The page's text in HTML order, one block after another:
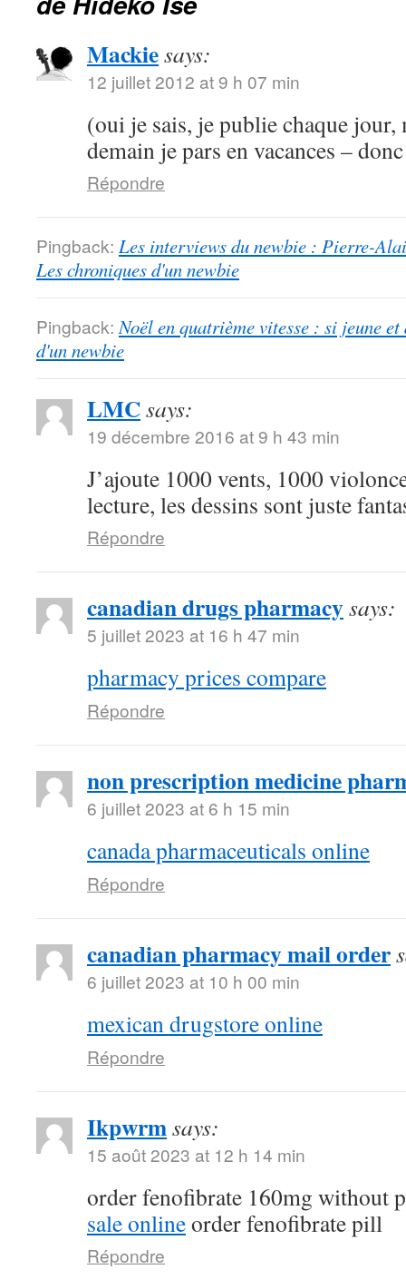
Mackiesays:
12 juillet 2012 at 9 h 07 min
(oui je sais, je publie chaque jour,
demain je pars en vacances –
Répondre
Pingback: Les interviews du newbie : Pierre-
Les chroniques d'un newbie
Pingback: Noël en quatrième vitesse : si jeune
d'un newbie
LMCsays:
19 décembre 2016 at 9 h 43 min
J’ajoute 1000 vents, 1000
lecture, les dessins sont juste
Répondre
canadian drugs pharmacysays:
5 juillet 2023 at 16 h 47 min
pharmacy prices compare
Répondre
non prescription medicine
6 juillet 2023 at 6 h 15 min
canada pharmaceuticals online
Répondre
canadian pharmacy mail order
6 juillet 2023 at 10 h 00 min
mexican drugstore online
Répondre
Ikpwrmsays:
15 août 2023 at 12 h 14 min
order fenofibrate 160mg without
sale onlineorder fenofibrate pill
Répondre